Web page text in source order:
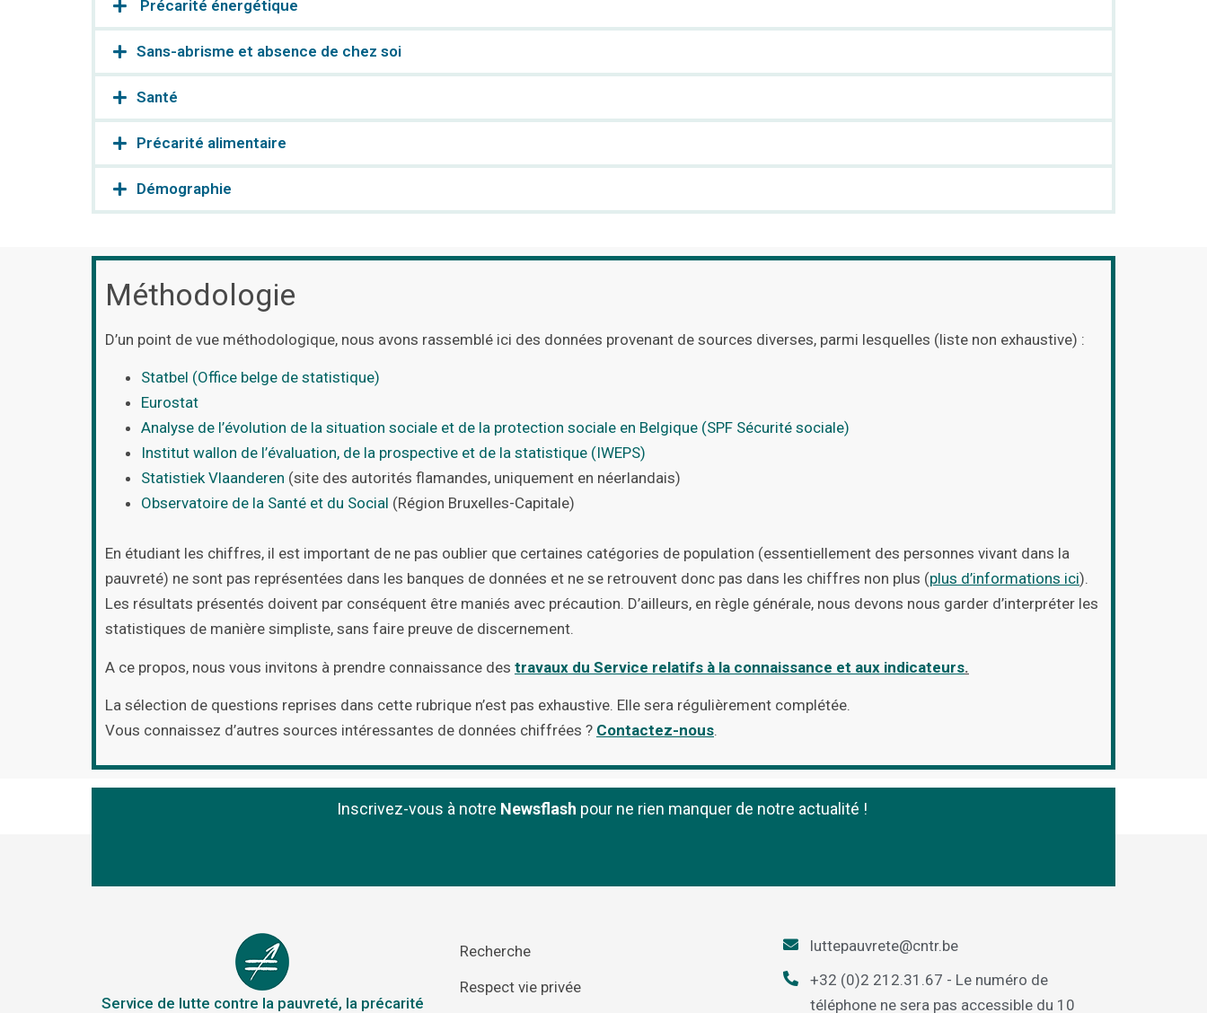
​ Précarité énergétique
Sans-abrisme et absence de chez soi
Santé
Précarité alimentaire
Démographie
Méthodologie
D’un point de vue méthodologique, nous avons rassemblé ici des données provenant de sources diverses, parmi lesquelles (liste non exhaustive) :
Statbel (Office belge de statistique)
Eurostat
Analyse de l’évolution de la situation sociale et de la protection sociale en Belgique (SPF Sécurité sociale)
Institut wallon de l’évaluation, de la prospective et de la statistique (IWEPS)
Statistiek Vlaanderen (site des autorités flamandes, uniquement en néerlandais)
Observatoire de la Santé et du Social (Région Bruxelles-Capitale)
En étudiant les chiffres, il est important de ne pas oublier que certaines catégories de population (essentiellement des personnes vivant dans la
pauvreté) ne sont pas représentées dans les banques de données et ne se retrouvent donc pas dans les chiffres non plus (plus d’informations ici).
Les résultats présentés doivent par conséquent être maniés avec précaution. D’ailleurs, en règle générale, nous devons nous garder d’interpréter les
statistiques de manière simpliste, sans faire preuve de discernement.
A ce propos, nous vous invitons à prendre connaissance des travaux du Service relatifs à la connaissance et aux indicateurs.
La sélection de questions reprises dans cette rubrique n’est pas exhaustive. Elle sera régulièrement complétée.
Vous connaissez d’autres sources intéressantes de données chiffrées ? Contactez-nous.
Inscrivez-vous à notre Newsflash pour ne rien manquer de notre actualité !
Service de lutte contre la pauvreté, la précarité
Recherche
Respect vie privée
luttepauvrete@cntr.be
+32 (0)2 212.31.67 - Le numéro de
téléphone ne sera pas accessible du 10